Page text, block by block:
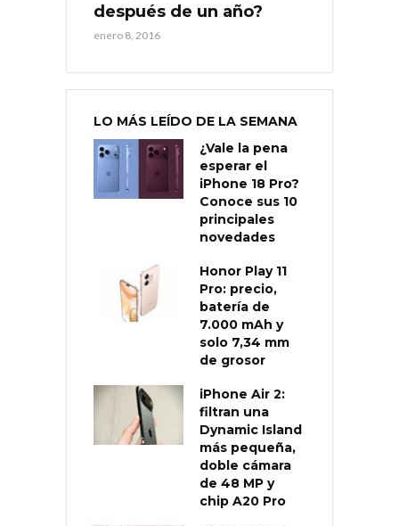
después de un año?
enero 8, 2016
LO MÁS LEÍDO DE LA SEMANA
¿Vale la pena
esperar el
iPhone 18 Pro?
Conoce sus 10
principales
novedades
Honor Play 11
Pro: precio,
batería de
7.000 mAh y
solo 7,34 mm
de grosor
iPhone Air 2:
filtran una
Dynamic Island
más pequeña,
doble cámara
de 48 MP y
chip A20 Pro